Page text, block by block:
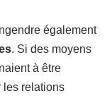
également
. Si des moyens
à être
les relations